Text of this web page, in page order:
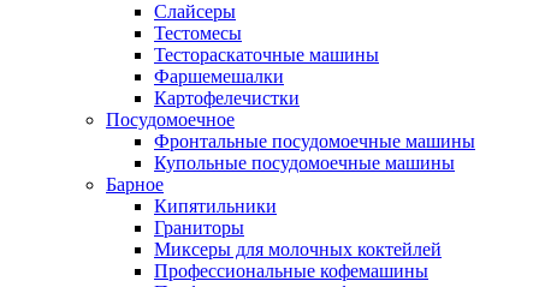
Слайсеры
Тестомесы
Тестораскаточные машины
Фаршемешалки
Картофелечистки
Посудомоечное
Фронтальные посудомоечные машины
Купольные посудомоечные машины
Барное
Кипятильники
Граниторы
Миксеры для молочных коктейлей
Профессиональные кофемашины